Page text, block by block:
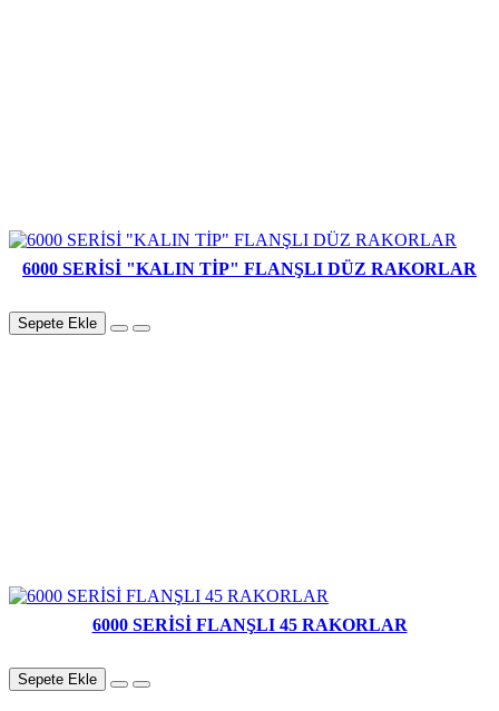
6000 SERİSİ "KALIN TİP" FLANŞLI DÜZ RAKORLAR
Sepete Ekle
6000 SERİSİ FLANŞLI 45 RAKORLAR
Sepete Ekle